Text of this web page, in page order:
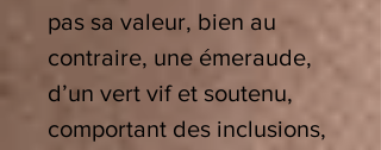
pas sa valeur, bien au
contraire, une émeraude,
d’un vert vif et soutenu,
comportant des inclusions,